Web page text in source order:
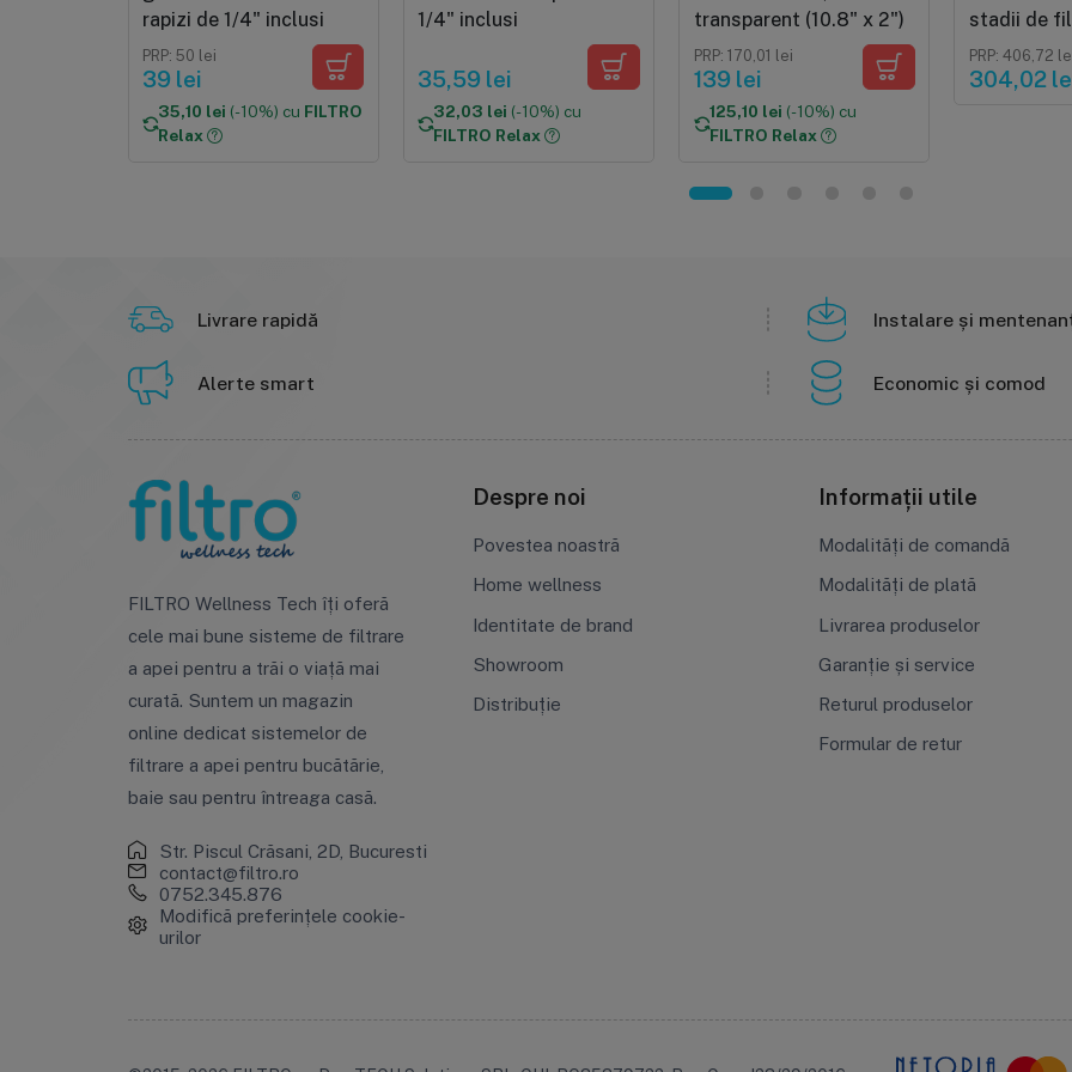
rapizi de 1/4" inclusi
PRP: 50 lei
39 lei
35,10 lei (-10%) cu FILTRO
Relax
1/4" inclusi
35,59 lei
32,03 lei (-10%) cu
FILTRO Relax
transparent (10.8" x 2")
PRP: 170,01 lei
139 lei
125,10 lei (-10%) cu
FILTRO Relax
stadii de
dedurizare
PRP: 406,72
304,02
Livrare rapidă Instalare și
Alerte smart Economic și comod
FILTRO Wellness Tech îți oferă
cele mai bune sisteme de filtrare
a apei pentru a trăi o viață mai
curată. Suntem un magazin
online dedicat sistemelor de
filtrare a apei pentru bucătărie,
baie sau pentru întreaga casă.
Str. Piscul Crăsani, 2D, Bucuresti
contact@filtro.ro
0752.345.876
Modifică preferințele cookie-
urilor
Despre noi
Povestea noastră
Home wellness
Identitate de brand
Showroom
Distribuție
Informații utile
Modalități de comandă
Modalități de plată
Livrarea produselor
Garanție și service
Returul produselor
Formular de retur